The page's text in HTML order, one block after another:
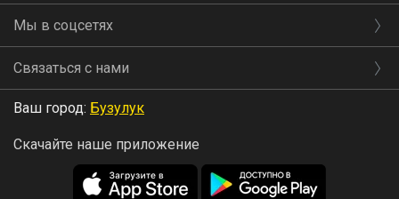
Мы в соцсетях
Связаться с нами
Ваш город: Бузулук
Скачайте наше приложение